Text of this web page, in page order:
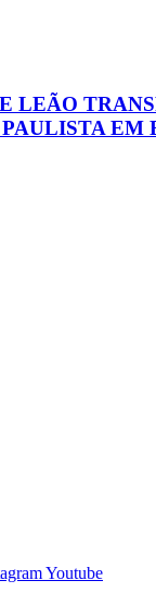
LEÃO
EM
Youtube